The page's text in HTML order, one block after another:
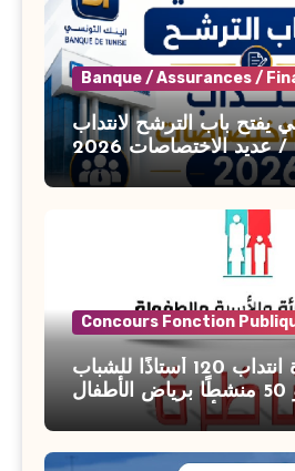
Banque / Assurances /
يفتح باب الترشح لانتداب
عديد الاختصاصات 2026 / Concours BT
Banque de Tunisie
Concours Fonction
مناظرة انتداب 120 أستاذًا للشباب
والطفولة و 50 منشطًا برياض الأطفال
والمرأة والطفولة وكبار
جويلية 2026